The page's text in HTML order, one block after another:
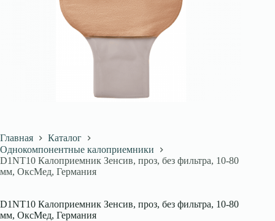
Главная
Каталог
Однокомпонентные калоприемники
D1NT10 Калоприемник Зенсив, проз, без фильтра, 10-80
мм, ОксМед, Германия
D1NT10 Калоприемник Зенсив, проз, без фильтра, 10-80
мм, ОксМед, Германия